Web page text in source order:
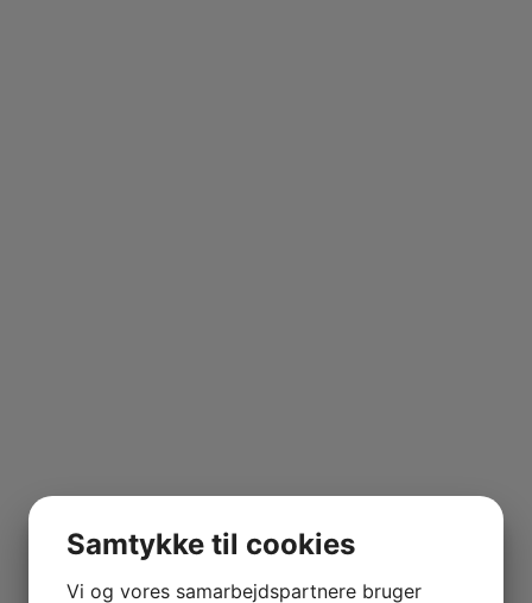
Samtykke til cookies
Vi og vores samarbejdspartnere bruger